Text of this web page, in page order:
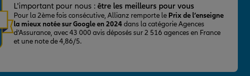
L'important pour nous : être les meilleurs pour vous
Pour la 2ème fois consécutive, Allianz remporte le Prix de l’enseigne
la mieux notée sur Google en 2024dans la catégorie Agences
d’Assurance, avec 43 000 avis déposés sur 2 516 agences en France
et une note de 4,86/5.